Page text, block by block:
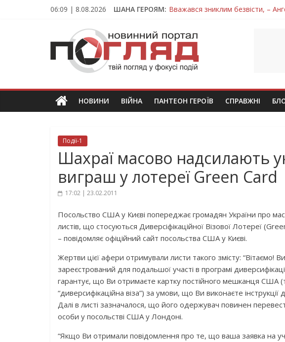
06:09 | 8.08.2026 ШАНА ГЕРОЯМ: Вважався зниклим безвісти, –
Тернопільщина втратила
Захисник з Тернопільщини Петро
Тернопільщина втратила
ПОГЛЯД
Новини
Тернополя.
новини
та
НОВИНИ ВІЙНА ПАНТЕОН ГЕРОЇВ СПРАВЖНІ
Події-1
Шахраї масово надсилають
виграш у лотереї Green Card
17:02 | 23.02.2011
Посольство США у Києві попереджає громадян України про
листів, що стосуються Диверсіфікаційної Візової Лотереї
– повідомляє офіційний сайт посольства США у Києві.
Жертви цієї афери отримували листи такого змісту: “Вітаємо!
зареєстрований для подальшої участі в програмі
гарантує, що Ви отримаєте картку постійного мешканця США
“диверсифікаційна віза”) за умови, що Ви виконаєте
Далі в листі зазначалося, що його одержувач повинен
особи у посольстві США у Лондоні.
“Якщо Ви отримали повідомлення про те, що ваша заявка на